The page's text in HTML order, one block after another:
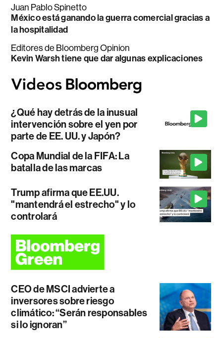
Juan Pablo Spinetto
México está ganando la guerra comercial gracias a
la hospitalidad
Editores de Bloomberg Opinion
Kevin Warsh tiene que dar algunas explicaciones
¿Qué hay detrás de la inusual
intervención sobre el yen por
parte de EE. UU. y Japón?
Copa Mundial de la FIFA: La
batalla de las marcas
Trump afirma que EE.UU.
"mantendrá el estrecho" y lo
controlará
CEO de MSCI advierte a
inversores sobre riesgo
climático: “Serán responsables
si lo ignoran”